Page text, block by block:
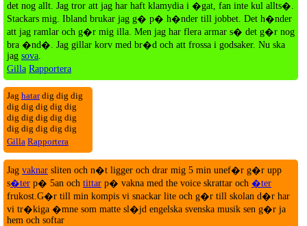
det nog allt. Jag tror att jag har haft klamydia i �gat, fan inte kul allts�.
Stackars mig. Ibland brukar jag g� p� h�nder till jobbet. Det h�nder
att jag ramlar och g�r mig illa. Men jag har flera armar s� det g�r nog
bra �nd�. Jag gillar korv med br�d och att frossa i godsaker. Nu ska
jag sova.
Gilla Rapportera
Jag hatardig dig dig
dig dig dig dig dig
dig dig dig dig dig
dig dig dig dig dig
Gilla Rapportera
Jag vaknar sliten och n�t ligger och drar mig 5 min unef�r g�r upp
s�ter p� 5an och tittar p� vakna med the voice skrattar och �ter
frukost.G�r till min kompis vi snackar lite och g�r till skolan d�r har
vi tr�kiga �mne som matte sl�jd engelska svenska musik sen g�r ja
hem och softar